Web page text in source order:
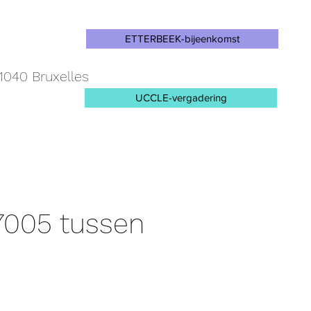
Bruxelles
tussen
ETTERBEEK-bijeenkomst
UCCLE-vergadering